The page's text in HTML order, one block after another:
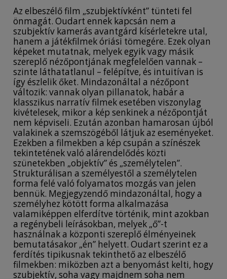
Az elbeszélő film „szubjektívként” tünteti fel
önmagát. Oudart ennek kapcsán nem a
szubjektív kamerás avantgárd kísérletekre utal,
hanem a játékfilmek óriási tömegére. Ezek olyan
képeket mutatnak, melyek egyik vagy másik
szereplő nézőpontjának megfelelően vannak –
szinte láthatatlanul – felépítve, és intuitívan is
így észlelik őket. Mindazonáltal a nézőpont
változik: vannak olyan pillanatok, habár a
klasszikus narratív filmek esetében viszonylag
kivételesek, mikor a kép senkinek a nézőpontját
nem képviseli. Ezután azonban hamarosan újból
valakinek a szemszögéből látjuk az eseményeket.
Ezekben a filmekben a kép csupán a színészek
tekintetének való alárendelődés közti
szünetekben „objektív” és „személytelen”.
Strukturálisan a személyestől a személytelen
forma felé való folyamatos mozgás van jelen
bennük. Megjegyzendő mindazonáltal, hogy a
személyhez kötött forma alkalmazása
valamiképpen elferdítve történik, mint azokban
a regénybeli leírásokban, melyek „ő”-t
használnak a központi szereplő élményeinek
bemutatásakor „én” helyett. Oudart szerint ez a
ferdítés tipikusnak tekinthető az elbeszélő
filmekben: miközben azt a benyomást kelti, hogy
szubjektív, soha vagy majdnem soha nem